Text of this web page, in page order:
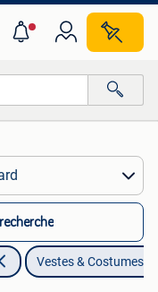
Vestes & Costumes